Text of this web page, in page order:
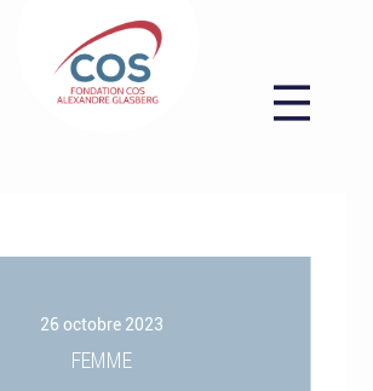
26 octobre 2023
FEMME